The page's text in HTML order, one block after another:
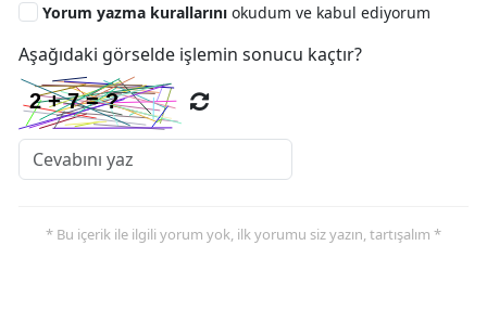
Yorum yazma kurallarını okudum ve kabul ediyorum
Aşağıdaki görselde işlemin sonucu kaçtır?
* Bu içerik ile ilgili yorum yok, ilk yorumu siz yazın, tartışalım *